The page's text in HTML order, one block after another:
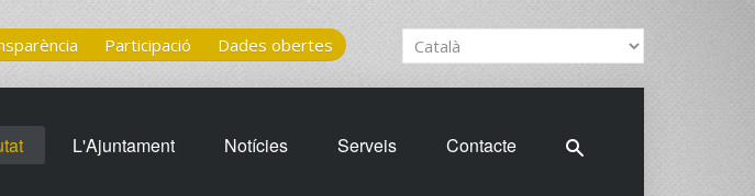
Participació Dades obertes
L'Ajuntament Notícies Serveis Contacte